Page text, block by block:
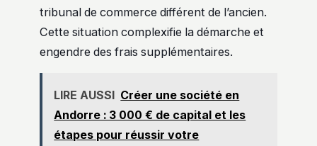
tribunal de commerce différent de l’ancien.
Cette situation complexifie la démarche et
engendre des frais supplémentaires.
LIRE AUSSI Créer une société en
Andorre : 3 000 € de capital et les
étapes pour réussir votre